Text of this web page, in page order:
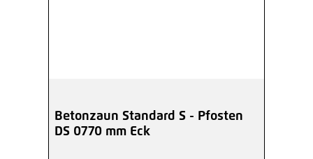
Betonzaun Standard S - Pfosten
DS 0770 mm Eck